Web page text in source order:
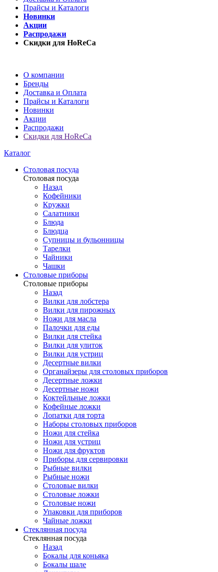
Прайсы и Каталоги
Новинки
Акции
Распродажи
Скидки для HoReCa
О компании
Бренды
Доставка и Оплата
Прайсы и Каталоги
Новинки
Акции
Распродажи
Скидки для HoReCa
Каталог
Столовая посуда
Столовая посуда
Назад
Кофейники
Кружки
Салатники
Блюда
Блюдца
Супницы и бульонницы
Тарелки
Чайники
Чашки
Cтоловые приборы
Cтоловые приборы
Назад
Вилки для лобстера
Вилки для пирожных
Ножи для масла
Палочки для еды
Вилки для стейка
Вилки для улиток
Вилки для устриц
Десертные вилки
Органайзеры для столовых приборов
Десертные ложки
Десертные ножи
Коктейльные ложки
Кофейные ложки
Лопатки для торта
Наборы столовых приборов
Ножи для стейка
Ножи для устриц
Ножи для фруктов
Приборы для сервировки
Рыбные вилки
Рыбные ножи
Столовые вилки
Столовые ложки
Столовые ножи
Упаковки для приборов
Чайные ложки
Стеклянная посуда
Стеклянная посуда
Назад
Бокалы для коньяка
Бокалы шале